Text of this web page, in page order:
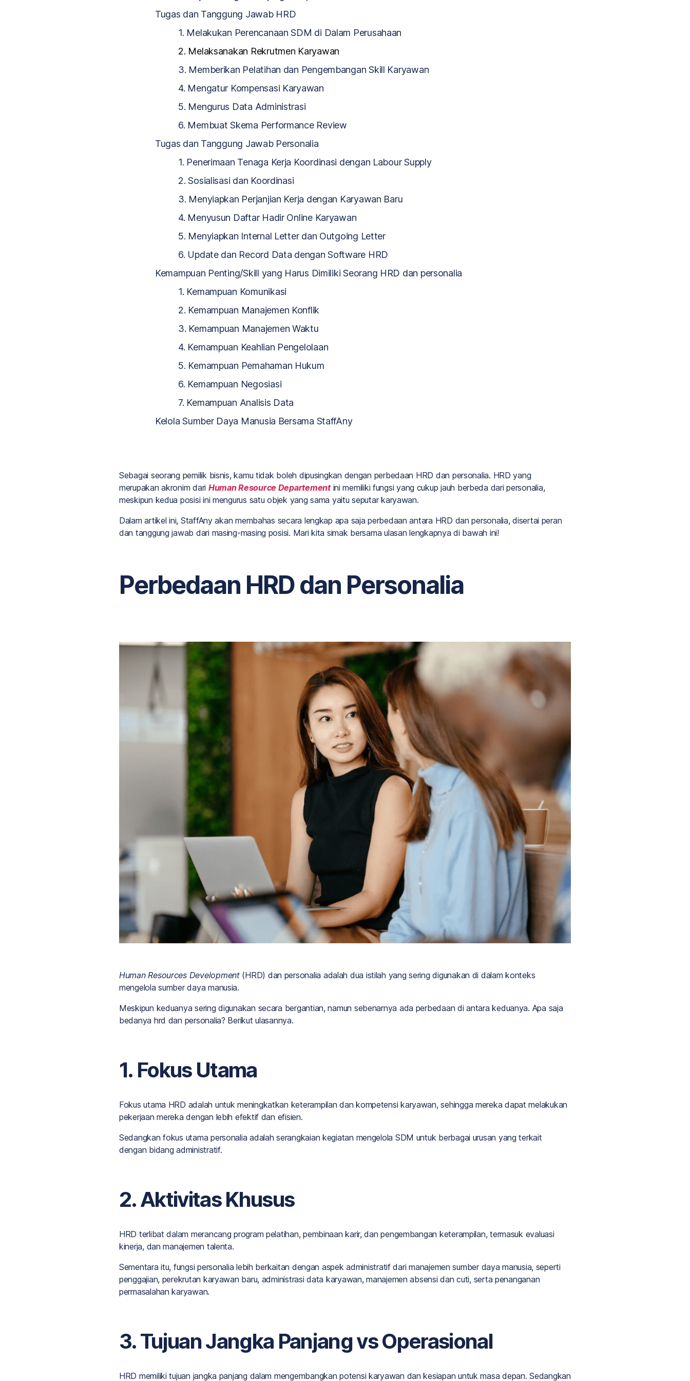
Tugas dan Tanggung Jawab HRD
1. Melakukan Perencanaan SDM di Dalam Perusahaan
2. Melaksanakan Rekrutmen Karyawan
3. Memberikan Pelatihan dan Pengembangan Skill Karyawan
4. Mengatur Kompensasi Karyawan
5. Mengurus Data Administrasi
6. Membuat Skema Performance Review
Tugas dan Tanggung Jawab Personalia
1. Penerimaan Tenaga Kerja Koordinasi dengan Labour Supply
2. Sosialisasi dan Koordinasi
3. Menyiapkan Perjanjian Kerja dengan Karyawan Baru
4. Menyusun Daftar Hadir Online Karyawan
5. Menyiapkan Internal Letter dan Outgoing Letter
6. Update dan Record Data dengan Software HRD
Kemampuan Penting/Skill yang Harus Dimiliki Seorang HRD dan personalia
1. Kemampuan Komunikasi
2. Kemampuan Manajemen Konflik
3. Kemampuan Manajemen Waktu
4. Kemampuan Keahlian Pengelolaan
5. Kemampuan Pemahaman Hukum
6. Kemampuan Negosiasi
7. Kemampuan Analisis Data
Kelola Sumber Daya Manusia Bersama StaffAny
Sebagai seorang pemilik bisnis, kamu tidak boleh dipusingkan dengan perbedaan HRD dan personalia. HRD yang
merupakan akronim dari Human Resource Departementini memiliki fungsi yang cukup jauh berbeda dari personalia,
meskipun kedua posisi ini mengurus satu objek yang sama yaitu seputar karyawan.
Dalam artikel ini, StaffAny akan membahas secara lengkap apa saja perbedaan antara HRD dan personalia, disertai peran
dan tanggung jawab dari masing-masing posisi. Mari kita simak bersama ulasan lengkapnya di bawah ini!
Perbedaan HRD dan Personalia
Human Resources Development(HRD) dan personalia adalah dua istilah yang sering digunakan di dalam konteks
mengelola sumber daya manusia.
Meskipun keduanya sering digunakan secara bergantian, namun sebenarnya ada perbedaan di antara keduanya. Apa saja
bedanya hrd dan personalia? Berikut ulasannya.
1. Fokus Utama
Fokus utama HRD adalah untuk meningkatkan keterampilan dan kompetensi karyawan, sehingga mereka dapat melakukan
pekerjaan mereka dengan lebih efektif dan efisien.
Sedangkan fokus utama personalia adalah serangkaian kegiatan mengelola SDM untuk berbagai urusan yang terkait
dengan bidang administratif.
2. Aktivitas Khusus
HRD terlibat dalam merancang program pelatihan, pembinaan karir, dan pengembangan keterampilan, termasuk evaluasi
kinerja, dan manajemen talenta.
Sementara itu, fungsi personalia lebih berkaitan dengan aspek administratif dari manajemen sumber daya manusia, seperti
penggajian, perekrutan karyawan baru, administrasi data karyawan, manajemen absensi dan cuti, serta penanganan
permasalahan karyawan.
3. Tujuan Jangka Panjang vs Operasional
HRD memiliki tujuan jangka panjang dalam mengembangkan potensi karyawan dan kesiapan untuk masa depan. Sedangkan